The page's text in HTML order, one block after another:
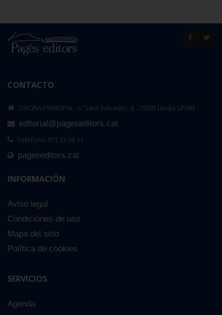
CONTACTO
OFICINA PRINCIPAL : c/ Sant Salvador, 8 - 25005 Lleida SPAIN
editorial@pageseditors.cat
Teléfono: 973 23 66 11
pageseditors.cat
INFORMACIÓN
Aviso legal
Condiciones de uso
Mapa del sitio
Política de cookies
SERVICIOS
Agenda